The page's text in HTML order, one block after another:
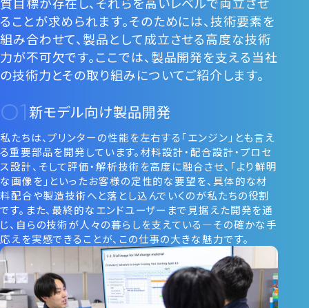
ることが求められます。そのためには、技術要素を
組み合わせて、製品として成立させる高度な技術
力が不可欠です。ここでは、製品開発を支える当社
の技術力とその取り組みについてご紹介します。
新モデル向け製品開発
私たちは、プリンターの性能を左右する「エンジン」とも言え
る重要部品を開発しています。材料設計・配合設計・プロセ
ス設計、そして評価・解析技術を高度に融合させ、「より鮮明
な画像を」といったお客様の定性的な要望を、具体的な材
料配合や製造技術へと落とし込んでいくのが私たちの役割
です。また、最終的なエンドユーザーまで見据えた開発を通
じ、自らの技術が人々の暮らしを支えている―その確かな手
応えを実感できることが、この仕事の大きな魅力です。